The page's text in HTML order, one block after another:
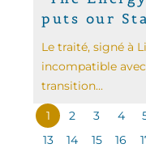
puts our
Le traité, signé à
incompatible
transition...
1 2 3 4
13
14 15 16